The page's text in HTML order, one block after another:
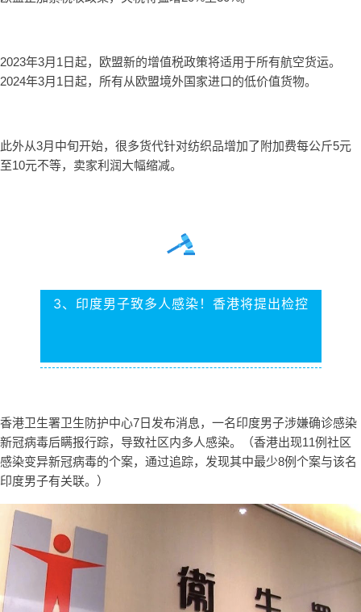
2023年3月1日起，欧盟新的增值税政策将适用于所有航空货运。
2024年3月1日起，所有从欧盟境外国家进口的低价值货物。
此外从3月中旬开始，很多货代针对纺织品增加了附加费每公斤5元
至10元不等，卖家利润大幅缩减。
3、印度男子致多人感染！ 香港将提出检控
香港卫生署卫生防护中心7日发布消息，一名印度男子涉嫌确诊感染
新冠病毒后瞒报行踪，导致社区内多人感染。（香港出现11例社区
感染变异新冠病毒的个案，通过追踪，发现其中最少8例个案与该名
印度男子有关联。）